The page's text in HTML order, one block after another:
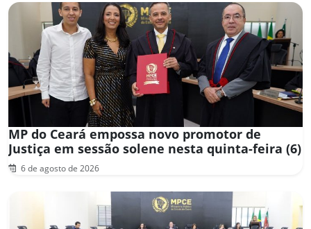
MP do Ceará empossa novo promotor de
Justiça em sessão solene nesta quinta-feira (6)
6 de agosto de 2026